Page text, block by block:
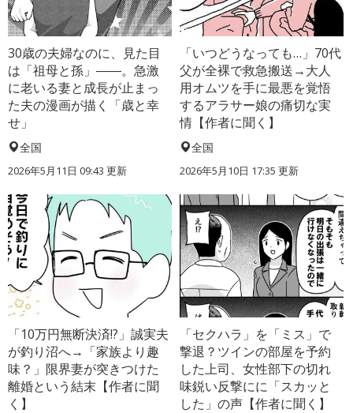
30歳の夫婦なのに、見た目
は「祖母と孫」――。急激
に老いる妻と成長が止まっ
た夫の漫画が描く「歳と幸
せ」
全国
2026年5月11日 09:43 更新
「いつどうなっても…」70代
父が全裸で救急搬送→大人
用オムツを手に最悪を覚悟
するアラサー娘の痛切な実
情【作者に聞く】
全国
2026年5月10日 17:35 更新
「10万円無断決済!?」誠実夫
が釣り沼へ→「家族より趣
味？」限界妻が突きつけた
離婚という結末【作者に聞
く】
「セクハラ」を「ミス」で
撃退？ツインの部屋を予約
した上司、女性部下の切れ
味鋭い反撃にに「スカッと
した」の声【作者に聞く】